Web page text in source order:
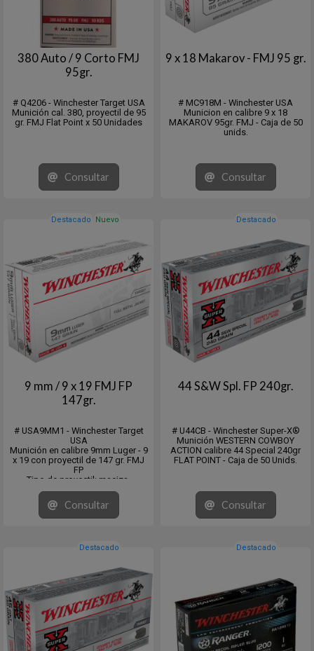
380 Auto / 9 Corto FMJ
95gr.
# Q4206 - Winchester Target USA
Munición cal. 380, proyectil de 95
gr. FMJ Flat Point x 50 Unidades
Consultar
9 x 18 Makarov - FMJ 95 gr.
# MC918M - Winchester USA
Municion en calibre 9 x 18
MAKAROV 95gr. FMJ - Caja de 50
unids.
Consultar
Destacado Nuevo
9 mm / 9 x 19 FMJ FP
147gr.
# USA9MM1 - Winchester Target
USA
Munición en calibre 9mm Luger - 9
x 19 con proyectil de 147 gr. FMJ
FP
Tipo de proyectil: maciza,
encamisada, punta chata
Caja de 50 Unidades - Master de
500 unidades.
Consultar
Destacado
44 S&W Spl. FP 240gr.
# U44CB - Winchester Super-X®
Munición WESTERN COWBOY
ACTION calibre 44 Special 240gr
FLAT POINT - Caja de 50 Unids.
Consultar
Destacado Destacado